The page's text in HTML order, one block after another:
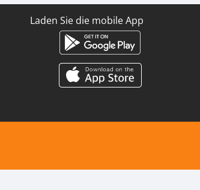
Laden Sie die mobile App